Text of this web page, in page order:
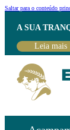
Saltar para o conteúdo
A SUA
Leia mais